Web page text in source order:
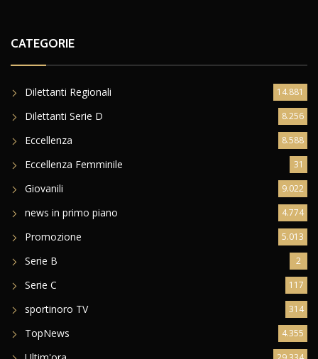
CATEGORIE
Dilettanti Regionali 14.881
Dilettanti Serie D 8.256
Eccellenza 8.588
Eccellenza Femminile 31
Giovanili 9.022
news in primo piano 4.774
Promozione 5.013
Serie B 2
Serie C 117
sportinoro TV 314
TopNews 4.355